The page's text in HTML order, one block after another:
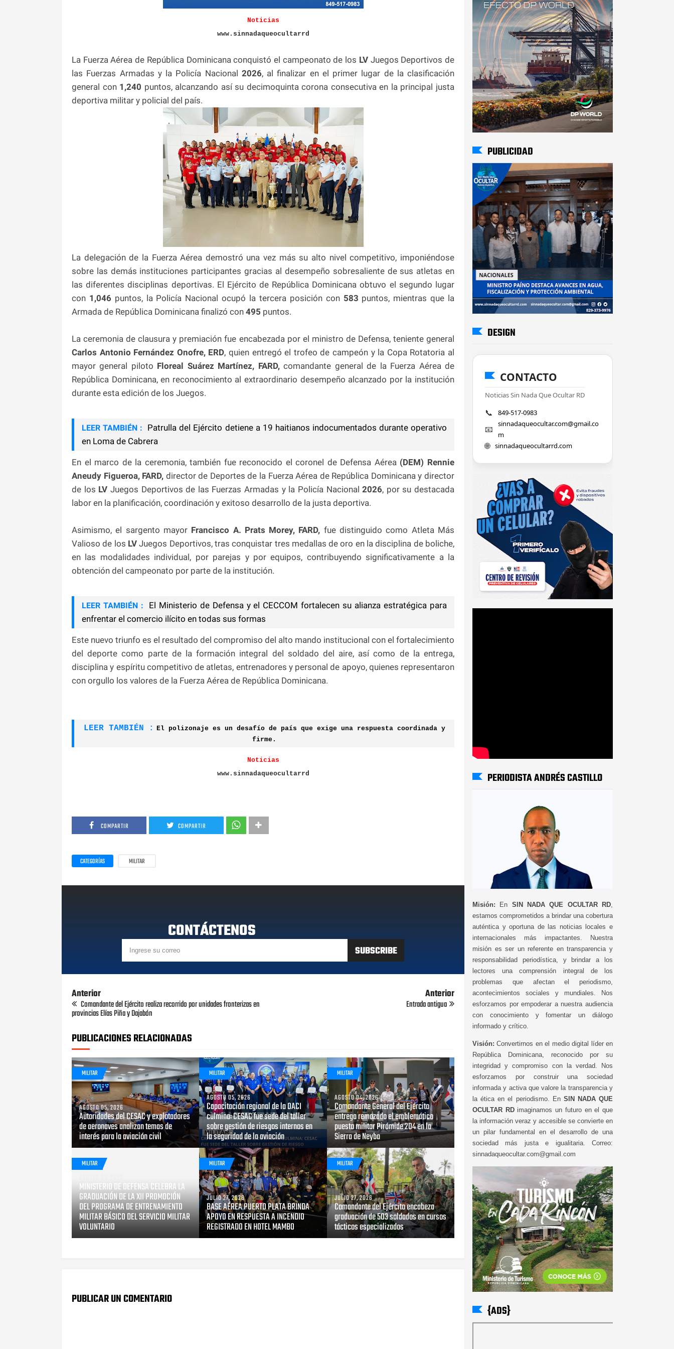
Noticias
www.sinnadaqueocultarrd
La Fuerza Aérea de República Dominicana conquistó el campeonato de los LVJuegos Deportivos de
las Fuerzas Armadas y la Policía Nacional 2026, al finalizar en el primer lugar de la clasificación
general con 1,240 puntos, alcanzando así su decimoquinta corona consecutiva en la principal justa
deportiva militar y policial del país.
La delegación de la Fuerza Aérea demostró una vez más su alto nivel competitivo, imponiéndose
sobre las demás instituciones participantes gracias al desempeño sobresaliente de sus atletas en
las diferentes disciplinas deportivas. El Ejército de República Dominicana obtuvo el segundo lugar
con 1,046 puntos, la Policía Nacional ocupó la tercera posición con 583 puntos, mientras que la
Armada de República Dominicana finalizó con 495 puntos.
La ceremonia de clausura y premiación fue encabezada por el ministro de Defensa, teniente general
Carlos Antonio Fernández Onofre, ERD, quien entregó el trofeo de campeón y la Copa Rotatoria al
mayor general piloto Floreal Suárez Martínez, FARD,comandante general de la Fuerza Aérea de
República Dominicana, en reconocimiento al extraordinario desempeño alcanzado por la institución
durante esta edición de los Juegos.
LEER TAMBIÉN :
Patrulla del Ejército detiene a 19 haitianos indocumentados durante operativo
en Loma de Cabrera
En el marco de la ceremonia, también fue reconocido el coronel de Defensa Aérea (DEM) Rennie
Aneudy Figueroa, FARD, director de Deportes de la Fuerza Aérea de República Dominicana y director
de los LV Juegos Deportivos de las Fuerzas Armadas y la Policía Nacional2026, por su destacada
labor en la planificación, coordinación y exitoso desarrollo de la justa deportiva.
Asimismo, el sargento mayor Francisco A. Prats Morey, FARD, fue distinguido como Atleta Más
Valioso de los LVJuegos Deportivos, tras conquistar tres medallas de oro en la disciplina de boliche,
en las modalidades individual, por parejas y por equipos, contribuyendo significativamente a la
obtención del campeonato por parte de la institución.
LEER TAMBIÉN :
El Ministerio de Defensa y el CECCOM fortalecen su alianza estratégica para
enfrentar el comercio ilícito en todas sus formas
Este nuevo triunfo es el resultado del compromiso del alto mando institucional con el fortalecimiento
del deporte como parte de la formación integral del soldado del aire, así como de la entrega,
disciplina y espíritu competitivo de atletas, entrenadores y personal de apoyo, quienes representaron
con orgullo los valores de la Fuerza Aérea de República Dominicana.
LEER TAMBIÉN :
El polizonaje es un desafío de país que exige una respuesta coordinada y
firme.
Noticias
www.sinnadaqueocultarrd
COMPARTIR COMPARTIR
CATEGORÍAS MILITAR
CONTÁCTENOS
Anterior
Comandante del Ejército realiza recorrido por unidades fronterizas en
provincias Elías Piña y Dajabón
Anterior
Entrada antigua
PUBLICACIONES RELACIONADAS
MILITAR
AGOSTO 05, 2026
Autoridades del CESAC y explotadores
de aeronaves analizan temas de
interés para la aviación civil
MILITAR
AGOSTO 05, 2026
Capacitación regional de la OACI
culmina: CESAC fue sede del taller
sobre gestión de riesgos internos en
la seguridad de la aviación
MILITAR
AGOSTO 04, 2026
Comandante General del Ejército
entrega remozado el emblemático
puesto militar Pirámide 204 en la
Sierra de Neyba
MILITAR
MINISTERIO DE DEFENSA CELEBRA LA
GRADUACIÓN DE LA XII PROMOCIÓN
DEL PROGRAMA DE ENTRENAMIENTO
MILITAR BÁSICO DEL SERVICIO MILITAR
VOLUNTARIO
MILITAR
JULIO 27, 2026
BASE AÉREA PUERTO PLATA BRINDA
APOYO EN RESPUESTA A INCENDIO
REGISTRADO EN HOTEL MAMBO
MILITAR
JULIO 27, 2026
Comandante del Ejército encabeza
graduación de 503 soldados en cursos
tácticos especializados
PUBLICAR UN COMENTARIO
PUBLICIDAD
DESIGN
CONTACTO
Noticias Sin Nada Que Ocultar RD
📞 849-517-0983
📧
sinnadaqueocultar.com@gmail.co
m
🌐 sinnadaqueocultarrd.com
PERIODISTA ANDRÉS CASTILLO
Misión: En SIN NADA QUE OCULTAR RD
estamos comprometidos a brindar una cobertura
auténtica y oportuna de las noticias locales e
internacionales más impactantes. Nuestra
misión es ser un referente en transparencia y
responsabilidad periodística, y brindar a los
lectores una comprensión integral de los
problemas que afectan el periodismo,
acontecimientos sociales y mundiales. Nos
esforzamos por empoderar a nuestra audiencia
con conocimiento y fomentar un diálogo
informado y crítico.
Visión: Convertirnos en el medio digital líder en
República Dominicana, reconocido por su
integridad y compromiso con la verdad. Nos
esforzamos por construir una sociedad
informada y activa que valore la transparencia y
la ética en el periodismo. En SIN NADA QUE
OCULTAR RDimaginamos un futuro en el que
la información veraz y accesible se convierte en
un pilar fundamental en el desarrollo de una
sociedad más justa e igualitaria. Correo:
sinnadaqueocultar.com@gmail.com
{ADS}